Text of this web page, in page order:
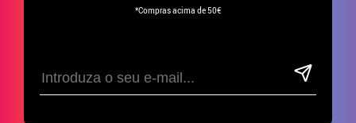
*Compras acima de 50€